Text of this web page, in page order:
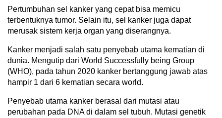
Pertumbuhan sel kanker yang cepat bisa memicu
terbentuknya tumor. Selain itu, sel kanker juga dapat
merusak sistem kerja organ yang diserangnya.
Kanker menjadi salah satu penyebab utama kematian di
dunia. Mengutip dari World Successfully being Group
(WHO), pada tahun 2020 kanker bertanggung jawab atas
hampir 1 dari 6 kematian secara world.
Penyebab utama kanker berasal dari mutasi atau
perubahan pada DNA di dalam sel tubuh. Mutasi genetik